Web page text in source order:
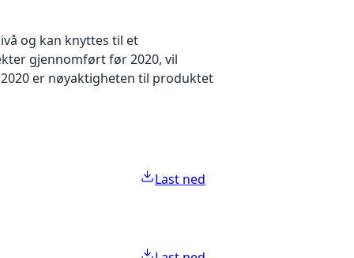
og kan knyttes til et
gjennomført før 2020, vil
er nøyaktigheten til produktet
Last ned